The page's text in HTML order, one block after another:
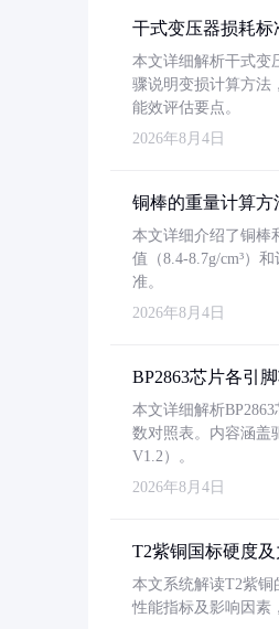
干式变压器损耗
本文详细解析干式变
骤说明变损计算方法
能效评估要点。
2026年8月4日
铜棒的重量计算方
本文详细介绍了铜棒
值（8.4-8.7g/cm³）
准。
2026年8月4日
BP2863芯片各引
本文详细解析
数对照表。内容涵盖
V1.2）。
2026年8月4日
T2紫铜国标硬度
本文系统解读T2紫铜
性能指标及影响因素